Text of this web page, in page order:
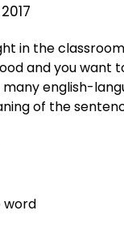
in the
and you want
english-
of the
word